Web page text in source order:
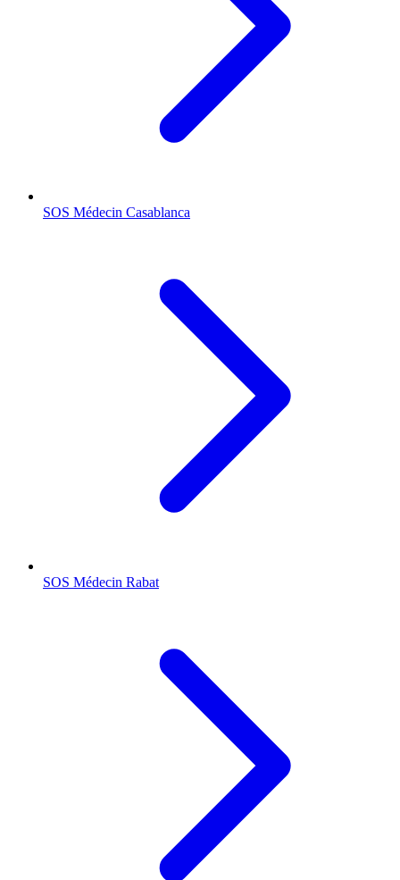
SOS Médecin Casablanca
SOS Médecin Rabat